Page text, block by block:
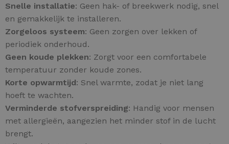
Snelle installatie: Geen hak- of breekwerk nodig, snel
en gemakkelijk te installeren.
Zorgeloos systeem: Geen zorgen over lekken of
periodiek onderhoud.
Geen koude plekken: Zorgt voor een comfortabele
temperatuur zonder koude zones.
Korte opwarmtijd: Snel warmte, zodat je niet lang
hoeft te wachten.
Verminderde stofverspreiding: Handig voor mensen
met allergieën, aangezien het minder stof in de lucht
brengt.